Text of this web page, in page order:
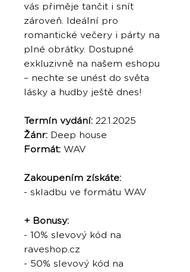
vás přiměje tančit i snít
zároveň. Ideální pro
romantické večery i párty na
plné obrátky. Dostupné
exkluzivně na našem eshopu
– nechte se unést do světa
lásky a hudby ještě dnes!
Termín vydání: 22.1.2025
Žánr: Deep house
Formát: WAV
Zakoupením získáte:
- skladbu ve formátu WAV
+ Bonusy:
- 10% slevový kód na
raveshop.cz
- 50% slevový kód na